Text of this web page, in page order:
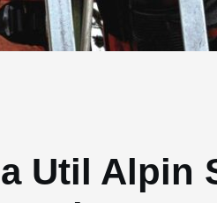
Util Alpin